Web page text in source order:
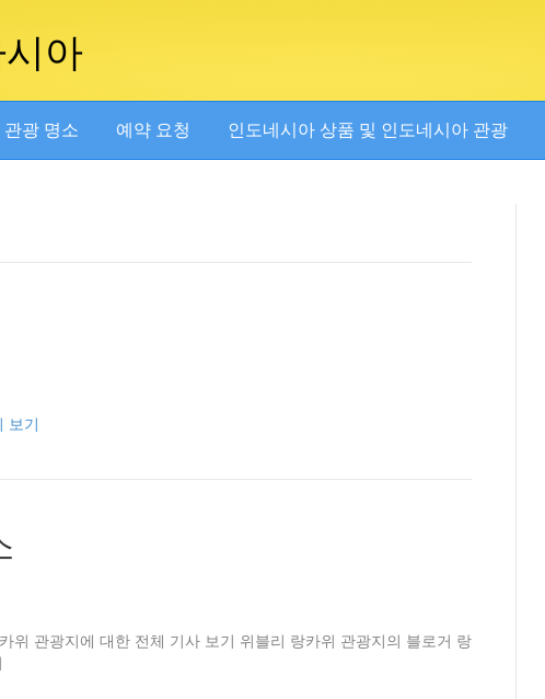
아
관광 명소 예약 요청 인도네시아 상품 및 인도네시아 관광
보기
위 관광지에 대한 전체 기사 보기 위블리 랑카위 관광지의 블로거 랑